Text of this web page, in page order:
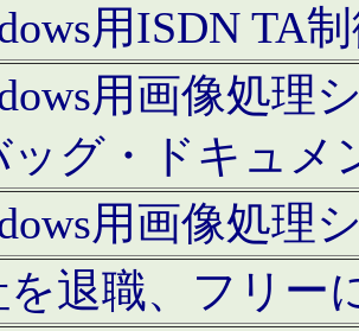
用ISDN TA
用画像処理
ッグ・ドキュメ
用画像処理
を退職、フリー